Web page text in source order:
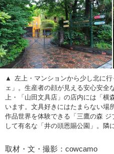
左上・マンションから少し北に
ェ」。生産者の顔が見える安心安全
上・「山田文具店」の店内には「横
います。文具好きにはたまらない場
作品世界を体験できる「三鷹の森
して有名な「井の頭恩賜公園」。隣
取材・文・撮影：cowcamo